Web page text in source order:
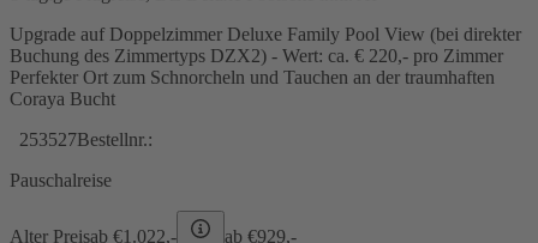
Upgrade auf Doppelzimmer Deluxe Family Pool View (bei direkter
Buchung des Zimmertyps DZX2) - Wert: ca. € 220,- pro Zimmer
Perfekter Ort zum Schnorcheln und Tauchen an der traumhaften
Coraya Bucht
253527Bestellnr.:
Pauschalreise
Alter Preisab €1.022,- ab €929,-